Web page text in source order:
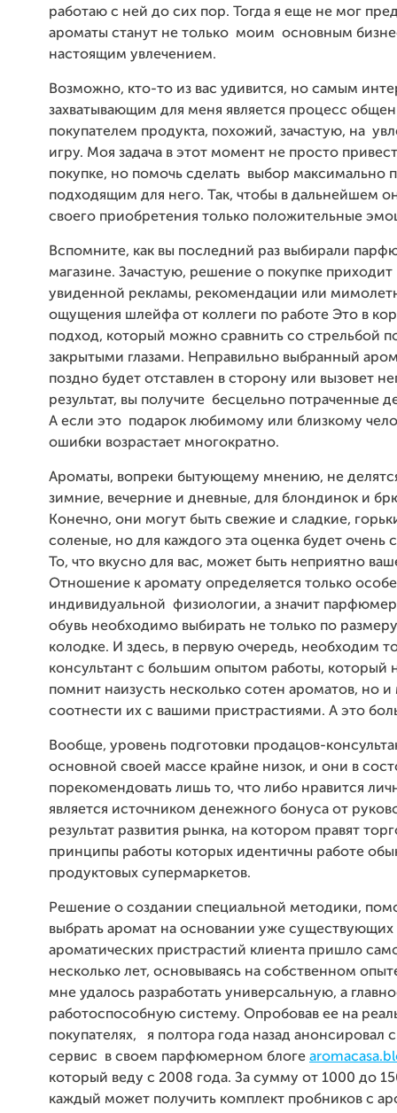
работаю с ней до сих пор. Тогда я еще не мог
ароматы станут не только моим основным
настоящим увлечением.
Возможно, кто-то из вас удивится, но самым
захватывающим для меня является процесс
покупателем продукта, похожий, зачастую, на
игру. Моя задача в этот момент не просто
покупке, но помочь сделать выбор максимально
подходящим для него. Так, чтобы в дальнейшем
своего приобретения только положительные
Вспомните, как вы последний раз выбирали
магазине. Зачастую, решение о покупке
увиденной рекламы, рекомендации или
ощущения шлейфа от коллеги по работе Это в
подход, который можно сравнить со стрельбой
закрытыми глазами. Неправильно выбранный
поздно будет отставлен в сторону или вызовет
результат, вы получите бесцельно потраченные
А если это подарок любимому или близкому
ошибки возрастает многократно.
Ароматы, вопреки бытующему мнению, не
зимние, вечерние и дневные, для блондинок и
Конечно, они могут быть свежие и сладкие,
соленые, но для каждого эта оценка будет очень
То, что вкусно для вас, может быть неприятно
Отношение к аромату определяется только
индивидуальной физиологии, а значит
обувь необходимо выбирать не только по
колодке. И здесь, в первую очередь, необходим
консультант с большим опытом работы, который
помнит наизусть несколько сотен ароматов, но
соотнести их с вашими пристрастиями. А это
Вообще, уровень подготовки продацов-
основной своей массе крайне низок, и они в
порекомендовать лишь то, что либо нравится
является источником денежного бонуса от
результат развития рынка, на котором правят
принципы работы которых идентичны работе
продуктовых супермаркетов.
Решение о создании специальной методики,
выбрать аромат на основании уже существующих
ароматических пристрастий клиента пришло
несколько лет, основываясь на собственном
мне удалось разработать универсальную, а
работоспособную систему. Опробовав ее на
покупателях, я полтора года назад анонсировал
сервис в своем парфюмерном блоге
который веду с 2008 года. За сумму от 1000 до
каждый может получить комплект пробников с